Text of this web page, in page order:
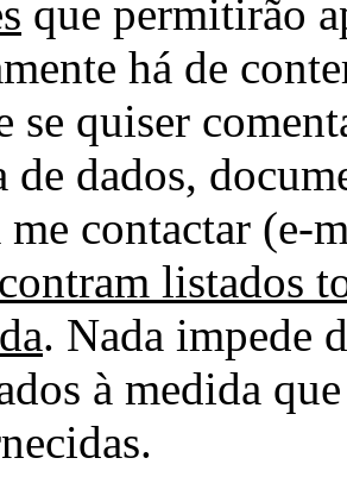
que permitirão
há de
se quiser
de dados,
contactar (e-
listados
. Nada impede
à medida